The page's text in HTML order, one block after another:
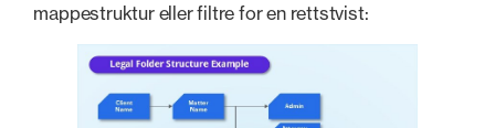
mappestruktur eller filtre for en rettstvist: